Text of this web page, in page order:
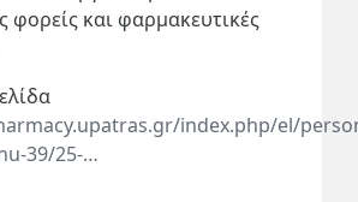
φορείς και φαρμακευτικές
index.php/el/
39/25-…